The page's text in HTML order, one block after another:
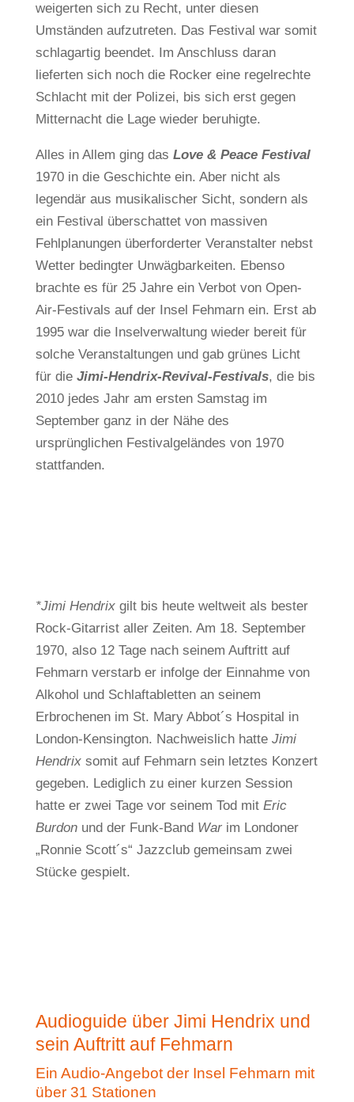
weigerten sich zu Recht, unter diesen
Umständen aufzutreten. Das Festival war somit
schlagartig beendet. Im Anschluss daran
lieferten sich noch die Rocker eine regelrechte
Schlacht mit der Polizei, bis sich erst gegen
Mitternacht die Lage wieder beruhigte.
Alles in Allem ging das Love & Peace Festival
1970 in die Geschichte ein. Aber nicht als
legendär aus musikalischer Sicht, sondern als
ein Festival überschattet von massiven
Fehlplanungen überforderter Veranstalter nebst
Wetter bedingter Unwägbarkeiten. Ebenso
brachte es für 25 Jahre ein Verbot von Open-
Air-Festivals auf der Insel Fehmarn ein. Erst ab
1995 war die Inselverwaltung wieder bereit für
solche Veranstaltungen und gab grünes Licht
für die Jimi-Hendrix-Revival-Festivals, die bis
2010 jedes Jahr am ersten Samstag im
September ganz in der Nähe des
ursprünglichen Festivalgeländes von 1970
stattfanden.
*Jimi Hendrixgilt bis heute weltweit als bester
Rock-Gitarrist aller Zeiten. Am 18. September
1970, also 12 Tage nach seinem Auftritt auf
Fehmarn verstarb er infolge der Einnahme von
Alkohol und Schlaftabletten an seinem
Erbrochenen im St. Mary Abbot´s Hospital in
London-Kensington. Nachweislich hatte Jimi
Hendrixsomit auf Fehmarn sein letztes Konzert
gegeben. Lediglich zu einer kurzen Session
hatte er zwei Tage vor seinem Tod mit Eric
Burdonund der Funk-Band Warim Londoner
„Ronnie Scott´s“ Jazzclub gemeinsam zwei
Stücke gespielt.
Audioguide über Jimi Hendrix und
sein Auftritt auf Fehmarn
Ein Audio-Angebot der Insel Fehmarn mit
über 31 Stationen